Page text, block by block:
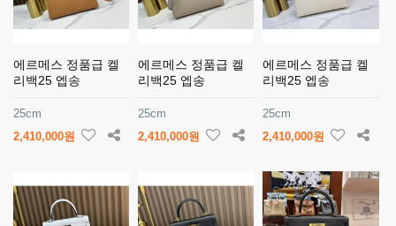
에르메스 정품급 켈
리백25 엡송
25cm
2,410,000원
에르메스 정품급 켈
리백25 엡송
25cm
2,410,000원
에르메스 정품급 켈
리백25 엡송
25cm
2,410,000원